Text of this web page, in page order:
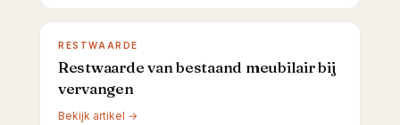
RESTWAARDE
Restwaarde van bestaand meubilair bij
vervangen
Bekijk artikel →